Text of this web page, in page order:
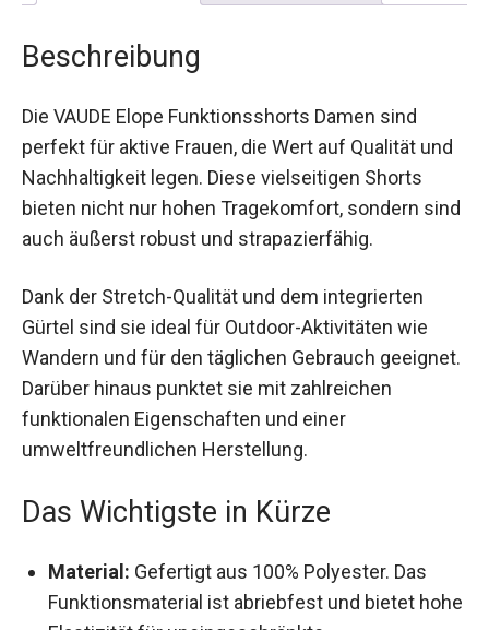
Beschreibung
perfekt für aktive Frauen, die Wert auf Qualität
und Nachhaltigkeit legen. Diese vielseitigen
Shorts bieten nicht nur hohen Tragekomfort,
sondern sind auch äußerst robust und
strapazierfähig.
Dank der Stretch-Qualität und dem integrierten
Gürtel sind sie ideal für Outdoor-Aktivitäten wie
Wandern und für den täglichen Gebrauch
geeignet. Darüber hinaus punktet sie mit
zahlreichen funktionalen Eigenschaften und
einer umweltfreundlichen Herstellung.
Das Wichtigste in Kürze
Material: Gefertigt aus 100% Polyester. Das
Funktionsmaterial ist abriebfest und bietet